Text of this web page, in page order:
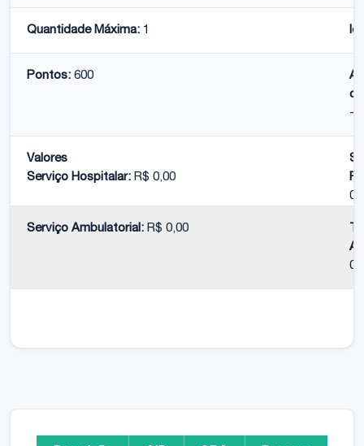
Quantidade Máxima: 1
Pontos: 600
-
Valores
Serviço Hospitalar: R$ 0,00
Serviço Ambulatorial: R$ 0,00